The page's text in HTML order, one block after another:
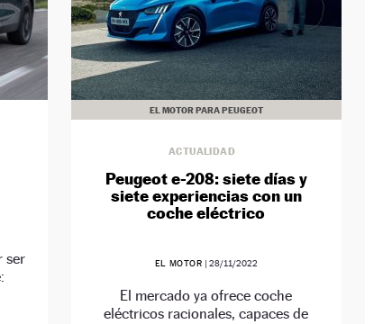
ser
EL MOTOR PARA PEUGEOT
ACTUALIDAD
Peugeot e-208: siete días y
siete experiencias con un
coche eléctrico
EL MOTOR |28/11/2022
El mercado ya ofrece coche
eléctricos racionales, capaces de